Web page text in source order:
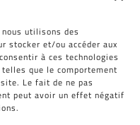
utilisons des
stocker et/ou accéder aux
à ces technologies
que le comportement
Le fait de ne pas
peut avoir un effet négatif
votre
TumblrPinterest
Vk Email